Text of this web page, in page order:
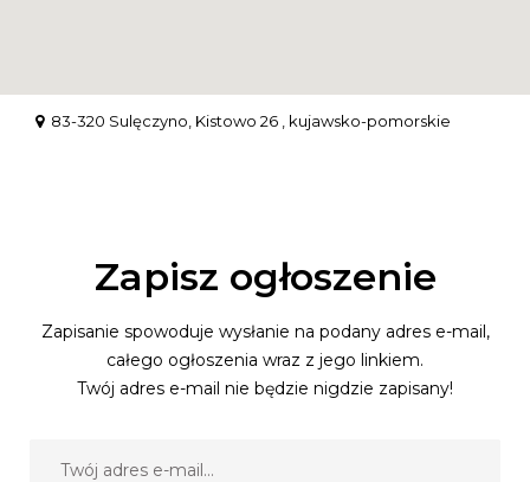
83-320 Sulęczyno, Kistowo 26 , kujawsko-pomorskie
Zapisz ogłoszenie
Zapisanie spowoduje wysłanie na podany adres e-mail,
całego ogłoszenia wraz z jego linkiem.
Twój adres e-mail nie będzie nigdzie zapisany!